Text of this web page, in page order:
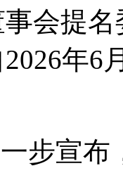
会提
年6
步宣布